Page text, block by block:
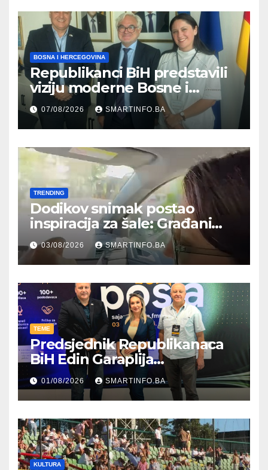
BOSNA I HERCEGOVINA
Republikanci BiH predstavili
viziju moderne Bosne i
Hercegovine ambasadoru
Njemačke
07/08/2026 SMARTINFO.BA
TRENDING
Dodikov snimak postao
inspiracija za šale: Građani
kroz parodiju poslali poruku
03/08/2026 SMARTINFO.BA
TEME
Predsjednik Republikanaca
BiH Edin Garaplija
prisustvovao prezentaciji
Federalnog sajma
zapošljavanja
01/08/2026 SMARTINFO.BA
KULTURA